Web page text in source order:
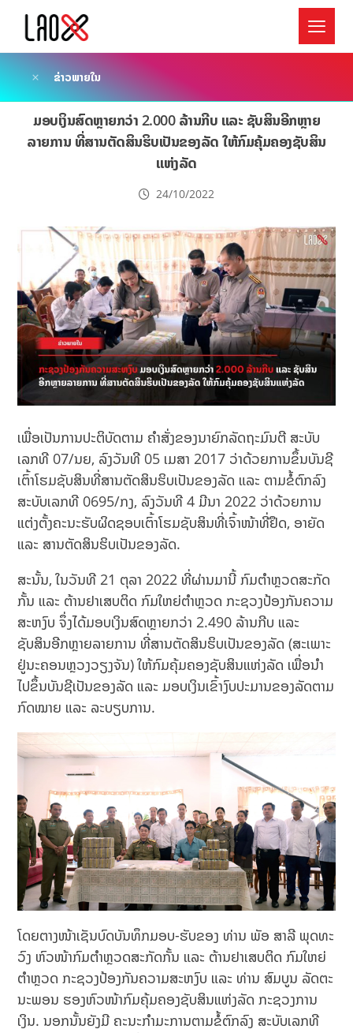
ຂ່າວພາຍໃນ
ມອບເງິນສົດຫຼາຍກວ່າ 2.000 ລ້ານກີບ ແລະ ຊັບສິນອີກຫຼາຍ
ລາຍການ ທີ່ສານຕັດສິນຮິບເປັນຂອງລັດ ໃຫ້ກົມຄຸ້ມຄອງຊັບສິນ
ແຫ່ງລັດ
24/10/2022
ເພື່ອເປັນການປະຕິບັດຕາມ ຄໍາສັ່ງຂອງນາຍົກລັດຖະມົນຕີ ສະບັບ
ເລກທີ 07/ນຍ, ລົງວັນທີ 05 ເມສາ 2017 ວ່າດ້ວຍການຂຶ້ນບັນຊີ
ເຕົ້າໂຮມຊັບສິນທີ່ສານຕັດສິນຮິບເປັນຂອງລັດ ແລະ ຕາມຂໍ້ຕົກລົງ
ສະບັບເລກທີ 0695/ກງ, ລົງວັນທີ 4 ມີນາ 2022 ວ່າດ້ວຍການ
ແຕ່ງຕັ້ງຄະນະຮັບຜິດຊອບເຕົ້າໂຮມຊັບສິນທີ່ເຈົ້າໜ້າທີ່ຢຶດ, ອາຍັດ
ແລະ ສານຕັດສິນຮິບເປັນຂອງລັດ.
ສະນັ້ນ, ໃນວັນທີ 21 ຕຸລາ 2022 ທີ່ຜ່ານມານີ້ ກົມຕໍາຫຼວດສະກັດ
ກັ້ນ ແລະ ຕ້ານຢາເສບຕິດ ກົມໃຫຍ່ຕໍາຫຼວດ ກະຊວງປ້ອງກັນຄວາມ
ສະຫງົບ ຈຶ່ງໄດ້ມອບເງິນສົດຫຼາຍກວ່າ 2.490 ລ້ານກີບ ແລະ
ຊັບສິນອີກຫຼາຍລາຍການ ທີ່ສານຕັດສິນຮິບເປັນຂອງລັດ (ສະເພາະ
ຢູ່ນະຄອນຫຼວງວຽງຈັນ) ໃຫ້ກົມຄຸ້ມຄອງຊັບສິນແຫ່ງລັດ ເພື່ອນໍາ
ໄປຂຶ້ນບັນຊີເປັນຂອງລັດ ແລະ ມອບເງິນເຂົ້າງົບປະມານຂອງລັດຕາມ
ກົດໝາຍ ແລະ ລະບຽບການ.
ໂດຍຕາງໜ້າເຊັນບົດບັນທຶກມອບ-ຮັບຂອງ ທ່ານ ພັອ ສາລີ ພຸດທະ
ວົງ ຫົວໜ້າກົມຕໍາຫຼວດສະກັດກັ້ນ ແລະ ຕ້ານຢາເສບຕິດ ກົມໃຫຍ່
ຕໍາຫຼວດ ກະຊວງປ້ອງກັນຄວາມສະຫງົບ ແລະ ທ່ານ ສົມບູນ ລັດຕະ
ນະພອນ ຮອງຫົວໜ້າກົມຄຸ້ມຄອງຊັບສິນແຫ່ງລັດ ກະຊວງການ
ເງິນ. ນອກນັ້ນຍັງມີ ຄະນະກໍາມະການຕາມຂໍ້ຕົກລົງ ສະບັບເລກທີ